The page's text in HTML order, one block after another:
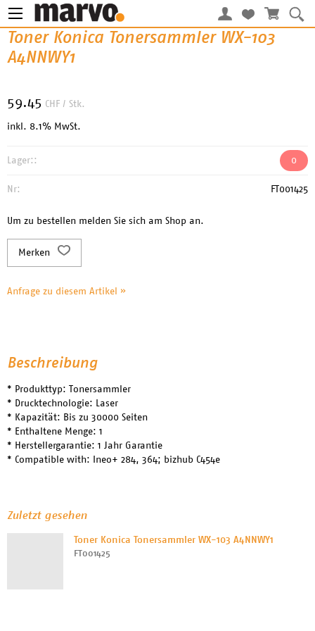
Toner Konica Tonersammler WX-103
A4NNWY1
59.45 CHF / Stk.
inkl. 8.1% MwSt.
Lager:: 0
Nr: FT001425
Um zu bestellen melden Sie sich am Shop an.
Merken
Anfrage zu diesem Artikel »
Beschreibung
* Produkttyp: Tonersammler
* Drucktechnologie: Laser
* Kapazität: Bis zu 30000 Seiten
* Enthaltene Menge: 1
* Herstellergarantie: 1 Jahr Garantie
* Compatible with: Ineo+ 284, 364; bizhub C454e
Zuletzt gesehen
Toner Konica Tonersammler WX-103 A4NNWY1
FT001425